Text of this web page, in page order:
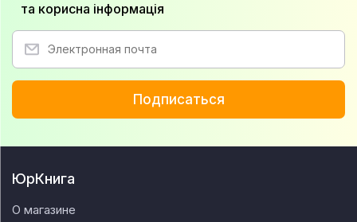
та корисна інформація
Подписаться
ЮрКнига
О магазине